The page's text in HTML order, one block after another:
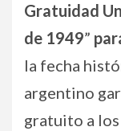
Gratuidad
de 1949”
la fecha
argentino
gratuito a